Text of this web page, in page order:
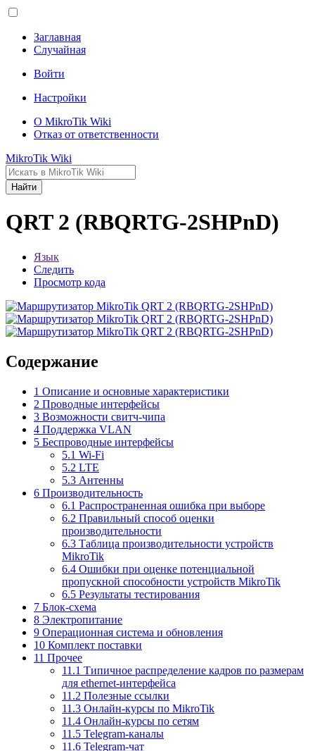
Заглавная
Случайная
Войти
Настройки
О MikroTik Wiki
Отказ от ответственности
MikroTik Wiki
Найти
QRT 2 (RBQRTG-2SHPnD)
Язык
Следить
Просмотр кода
Содержание
1 Описание и основные характеристики
2 Проводные интерфейсы
3 Возможности свитч-чипа
4 Поддержка VLAN
5 Беспроводные интерфейсы
5.1 Wi-Fi
5.2 LTE
5.3 Антенны
6 Производительность
6.1 Распространенная ошибка при выборе
6.2 Правильный способ оценки
производительности
6.3 Таблица производительности устройств
MikroTik
6.4 Ошибки при оценке потенциальной
пропускной способности устройств MikroTik
6.5 Результаты тестирования
7 Блок-схема
8 Электропитание
9 Операционная система и обновления
10 Комплект поставки
11 Прочее
11.1 Типичное распределение кадров по размерам
для ethernet-интерфейса
11.2 Полезные ссылки
11.3 Онлайн-курсы по MikroTik
11.4 Онлайн-курсы по сетям
11.5 Telegram-каналы
11.6 Telegram-чат